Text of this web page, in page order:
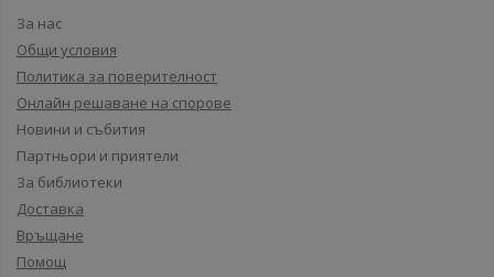
За нас
Общи условия
Политика за поверителност
Онлайн решаване на спорове
Новини и събития
Партньори и приятели
За библиотеки
Доставка
Връщане
Помощ